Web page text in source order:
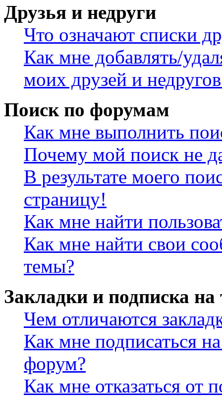
Друзья и недруги
Что означают списки
Как мне добавлять/
моих друзей и
Поиск по форумам
Как мне выполнить
Почему мой поиск не
В результате моего
страницу!
Как мне найти
Как мне найти свои
темы?
Закладки и подписка
Чем отличаются
Как мне подписаться
форум?
Как мне отказаться от